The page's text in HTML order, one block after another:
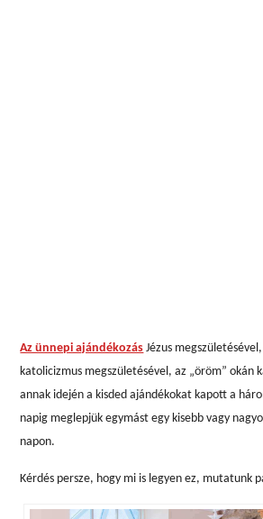
Az ünnepi ajándékozás Jézus
katolicizmus megszületésével, az „öröm” okán
annak idején a kisded ajándékokat kapott a
napig meglepjük egymást egy kisebb vagy
napon.
Kérdés persze, hogy mi is legyen ez, mutatunk